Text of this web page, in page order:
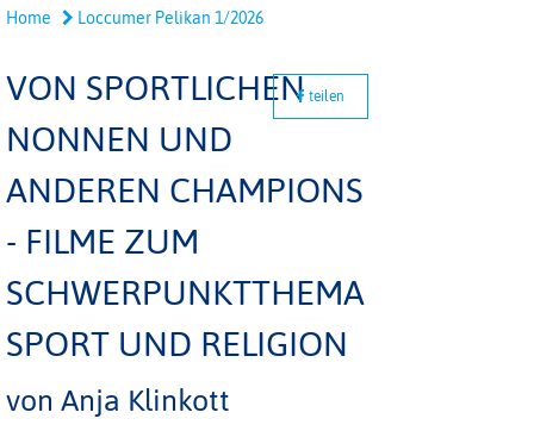
Home Loccumer Pelikan 1/2026
VON SPORTLICHEN
NONNEN UND
ANDEREN CHAMPIONS
- FILME ZUM
SCHWERPUNKTTHEMA
SPORT UND RELIGION
teilen
von Anja Klinkott